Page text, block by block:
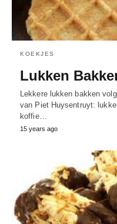
KOEKJES
Lukken
Lekkere lukken bakken
van Piet Huysentruyt:
koffie…
15 years ago